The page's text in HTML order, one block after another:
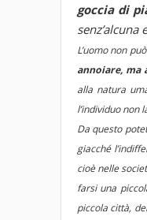
goccia di
L’uomo non
annoiare, ma
alla natura
l’individuo non
Da questo
giacché
cioè nelle
farsi una
piccola città,